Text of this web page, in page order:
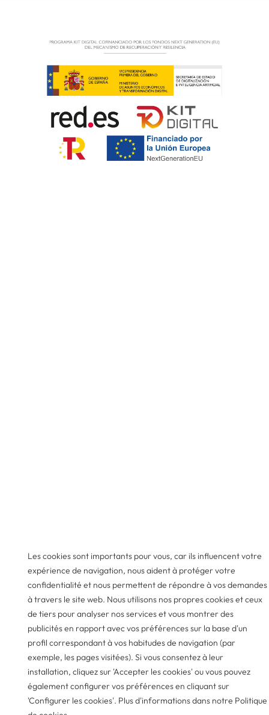
Les cookies sont importants pour vous, car ils influencent votre
expérience de navigation, nous aident à protéger votre
confidentialité et nous permettent de répondre à vos demandes
à travers le site web. Nous utilisons nos propres cookies et ceux
de tiers pour analyser nos services et vous montrer des
publicités en rapport avec vos préférences sur la base d'un
profil correspondant à vos habitudes de navigation (par
exemple, les pages visitées). Si vous consentez à leur
installation, cliquez sur 'Accepter les cookies' ou vous pouvez
également configurer vos préférences en cliquant sur
'Configurer les cookies'. Plus d'informations dans notre Politique